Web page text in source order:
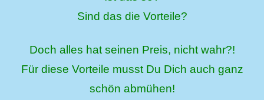
Sind das die Vorteile?
Doch alles hat seinen Preis, nicht wahr?!
Für diese Vorteile musst Du Dich auch ganz
schön abmühen!